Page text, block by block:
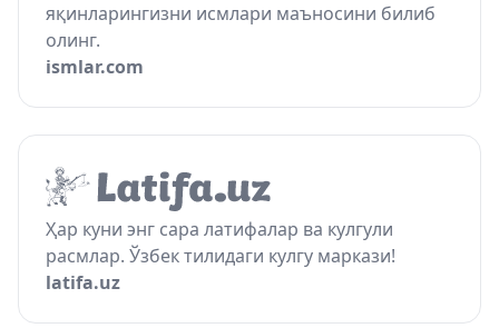
яқинларингизни исмлари маъносини билиб
олинг.
ismlar.com
Ҳар куни энг сара латифалар ва кулгули
расмлар. Ўзбек тилидаги кулгу маркази!
latifa.uz